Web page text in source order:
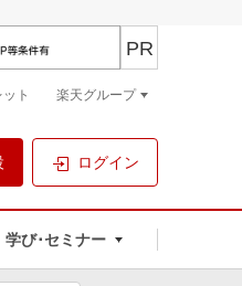
ログイン
学び･セミナー
PR
ト 楽天グループ